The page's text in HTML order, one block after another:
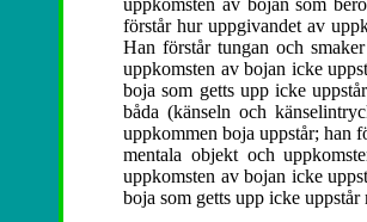
uppkomsten av bojan som
förstår hur uppgivandet av
Han förstår tungan och
uppkomsten av bojan icke
boja som getts upp icke
båda (känseln och
uppkommen boja uppstår; han
mentala objekt och
uppkomsten av bojan icke
boja som getts upp icke uppstår